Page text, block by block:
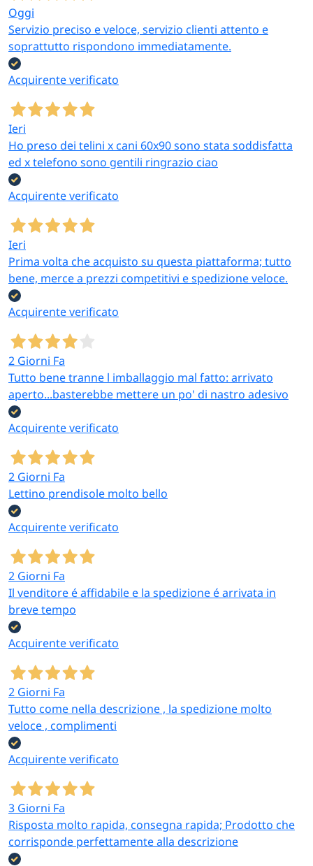
Oggi
Servizio preciso e veloce, servizio clienti attento e
soprattutto rispondono immediatamente.
Acquirente verificato
Ieri
Ho preso dei telini x cani 60x90 sono stata soddisfatta
ed x telefono sono gentili ringrazio ciao
Acquirente verificato
Ieri
Prima volta che acquisto su questa piattaforma; tutto
bene, merce a prezzi competitivi e spedizione veloce.
Acquirente verificato
2 Giorni Fa
Tutto bene tranne l imballaggio mal fatto: arrivato
aperto...basterebbe mettere un po' di nastro adesivo
Acquirente verificato
2 Giorni Fa
Lettino prendisole molto bello
Acquirente verificato
2 Giorni Fa
Il venditore é affidabile e la spedizione é arrivata in
breve tempo
Acquirente verificato
2 Giorni Fa
Tutto come nella descrizione , la spedizione molto
veloce , complimenti
Acquirente verificato
3 Giorni Fa
Risposta molto rapida, consegna rapida; Prodotto che
corrisponde perfettamente alla descrizione